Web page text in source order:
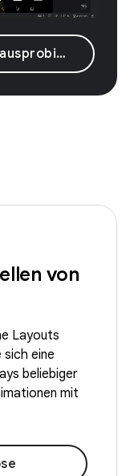
von
Layouts
sich eine
beliebiger
mit